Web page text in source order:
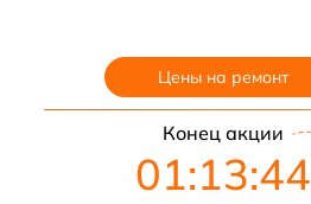
Цены на ремонт
Конец акции
01:13:43